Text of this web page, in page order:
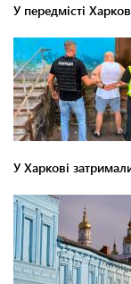
У передмісті
У Харкові